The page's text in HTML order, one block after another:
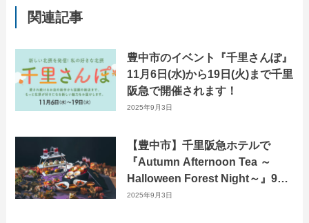
関連記事
豊中市のイベント『千里さんぽ』
11月6日(水)から19日(火)まで千里
阪急で開催されます！
2025年9月3日
【豊中市】千里阪急ホテルで
『Autumn Afternoon Tea ～
Halloween Forest Night～』9月
1日から販売開始！
2025年9月3日